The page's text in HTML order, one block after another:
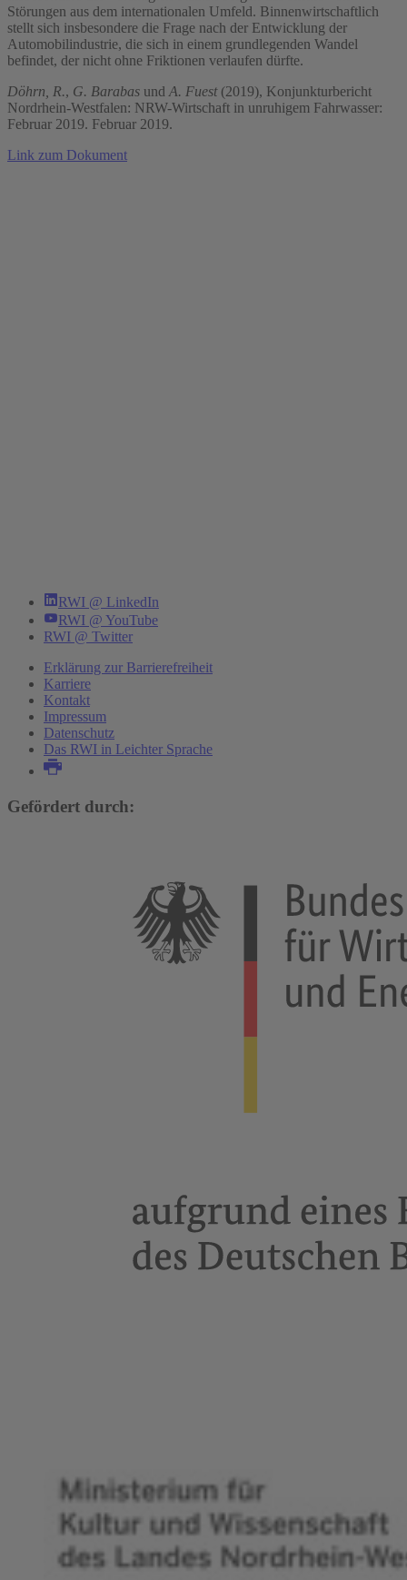
Störungen aus dem internationalen Umfeld. Binnenwirtschaftlich
stellt sich insbesondere die Frage nach der Entwicklung der
Automobilindustrie, die sich in einem grundlegenden Wandel
befindet, der nicht ohne Friktionen verlaufen dürfte.
Döhrn, R., G. Barabas undA. Fuest(2019), Konjunkturbericht
Nordrhein-Westfalen: NRW-Wirtschaft in unruhigem Fahrwasser:
Februar 2019. Februar 2019.
Link zum Dokument
RWI @ LinkedIn
RWI @ YouTube
RWI @ Twitter
Erklärung zur Barrierefreiheit
Karriere
Kontakt
Impressum
Datenschutz
Das RWI in Leichter Sprache
Gefördert durch: